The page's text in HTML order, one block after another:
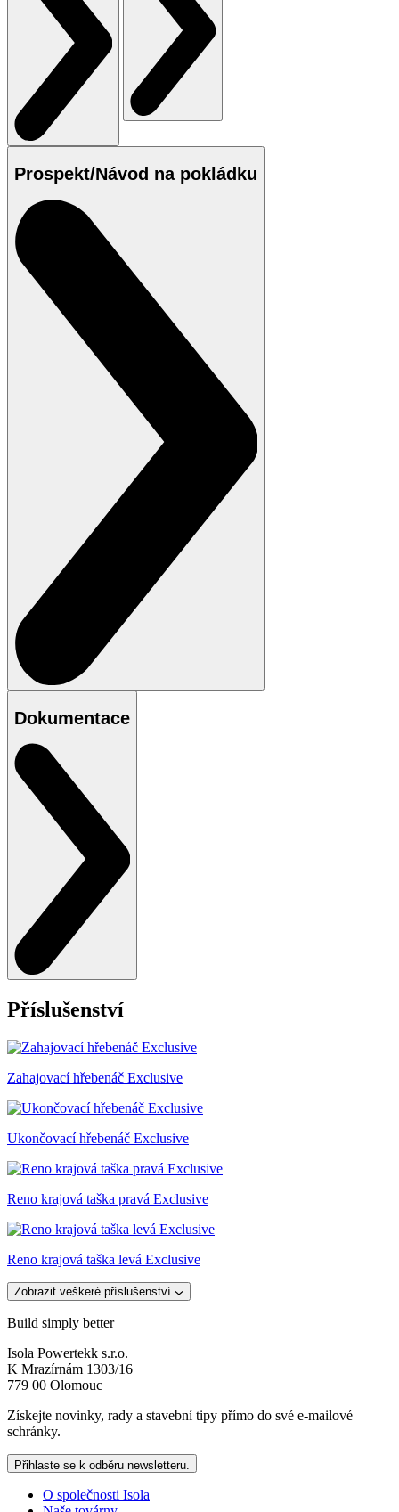
Prospekt/Návod na pokládku
Dokumentace
Příslušenství
Zahajovací hřebenáč Exclusive
Ukončovací hřebenáč Exclusive
Reno krajová taška pravá Exclusive
Reno krajová taška levá Exclusive
Zobrazit veškeré příslušenství
Build simply better
Isola Powertekk s.r.o.
K Mrazírnám 1303/16
779 00 Olomouc
Získejte novinky, rady a stavební tipy přímo do své e-mailové
schránky.
Přihlaste se k odběru newsletteru.
O společnosti Isola